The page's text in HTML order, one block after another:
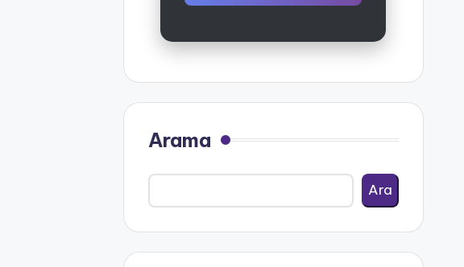
Arama
Ara